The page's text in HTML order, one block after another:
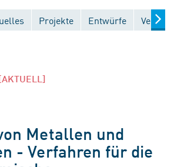
Projekte Entwürfe
Metallen und
- Verfahren für die